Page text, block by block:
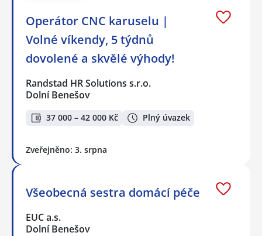
Operátor CNC karuselu |
Volné víkendy, 5 týdnů
dovolené a skvělé výhody!
Randstad HR Solutions s.r.o.
Dolní Benešov
37 000 – 42 000 Kč Plný úvazek
Zveřejněno: 3. srpna
Všeobecná sestra domácí péče
EUC a.s.
Dolní Benešov